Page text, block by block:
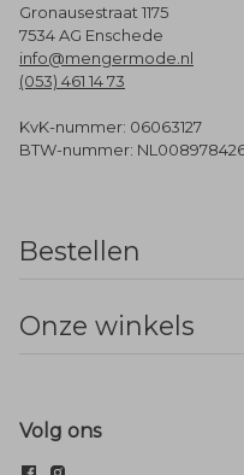
Gronausestraat 1175
7534 AG Enschede
info@mengermode.nl
(053) 461 14 73
KvK-nummer: 06063127
BTW-nummer:
Bestellen
Onze winkels
Volg ons